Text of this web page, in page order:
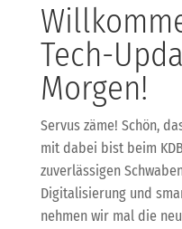
Tech-
Morgen!
Servus zäme! Schön,
mit dabei bist beim
zuverlässigen
Digitalisierung und
nehmen wir mal die